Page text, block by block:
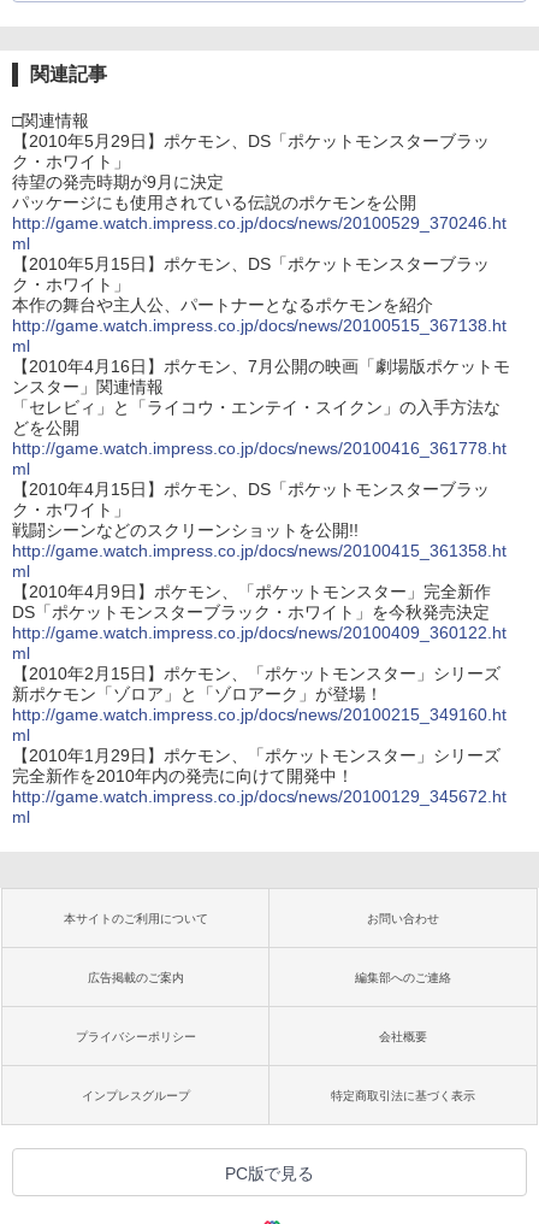
関連記事
□関連情報
【2010年5月29日】ポケモン、DS「ポケットモンスターブラッ
ク・ホワイト」
待望の発売時期が9月に決定
パッケージにも使用されている伝説のポケモンを公開
http://game.watch.impress.co.jp/docs/news/20100529_370246.ht
ml
【2010年5月15日】ポケモン、DS「ポケットモンスターブラッ
ク・ホワイト」
本作の舞台や主人公、パートナーとなるポケモンを紹介
http://game.watch.impress.co.jp/docs/news/20100515_367138.ht
ml
【2010年4月16日】ポケモン、7月公開の映画「劇場版ポケットモ
ンスター」関連情報
「セレビィ」と「ライコウ・エンテイ・スイクン」の入手方法な
どを公開
http://game.watch.impress.co.jp/docs/news/20100416_361778.ht
ml
【2010年4月15日】ポケモン、DS「ポケットモンスターブラッ
ク・ホワイト」
戦闘シーンなどのスクリーンショットを公開!!
http://game.watch.impress.co.jp/docs/news/20100415_361358.ht
ml
【2010年4月9日】ポケモン、「ポケットモンスター」完全新作
DS「ポケットモンスターブラック・ホワイト」を今秋発売決定
http://game.watch.impress.co.jp/docs/news/20100409_360122.ht
ml
【2010年2月15日】ポケモン、「ポケットモンスター」シリーズ
新ポケモン「ゾロア」と「ゾロアーク」が登場！
http://game.watch.impress.co.jp/docs/news/20100215_349160.ht
ml
【2010年1月29日】ポケモン、「ポケットモンスター」シリーズ
完全新作を2010年内の発売に向けて開発中！
http://game.watch.impress.co.jp/docs/news/20100129_345672.ht
ml
本サイトのご利用について お問い合わせ
広告掲載のご案内 編集部へのご連絡
プライバシーポリシー 会社概要
インプレスグループ 特定商取引法に基づく表示
PC版で見る